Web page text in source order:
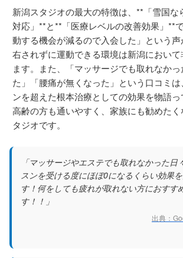
新潟スタジオの最大の特徴は、**「雪国な
対応」**と**「医療レベルの改善効果」**
動する機会が減るので入会した」という
右されずに運動できる環境は新潟におい
ます。また、「マッサージでも取れなか
た」「腰痛が無くなった」という口コミ
ンを超えた根本治療としての効果を物語
高齢の方も通いやすく、家族にも勧めた
タジオです。
「マッサージやエステでも取れなかった日
スンを受ける度にほぼ0になるくらい効果
す！何をしても疲れが取れない方におすす
す！！」
出典：